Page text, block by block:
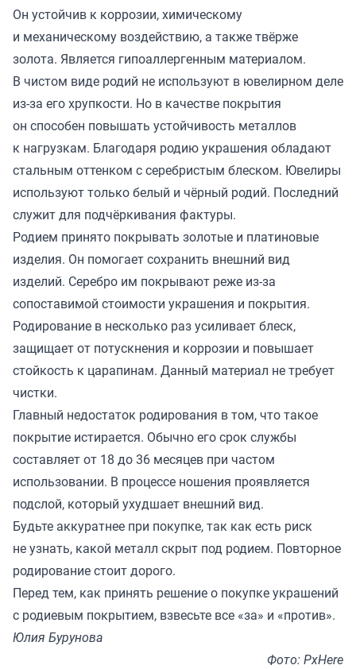
Он устойчив к коррозии, химическому
и механическому воздействию, а также твёрже
золота. Является гипоаллергенным материалом.
В чистом виде родий не используют в ювелирном деле
из-за его хрупкости. Но в качестве покрытия
он способен повышать устойчивость металлов
к нагрузкам. Благодаря родию украшения обладают
стальным оттенком с серебристым блеском. Ювелиры
используют только белый и чёрный родий. Последний
служит для подчёркивания фактуры.
Родием принято покрывать золотые и платиновые
изделия. Он помогает сохранить внешний вид
изделий. Серебро им покрывают реже из-за
сопоставимой стоимости украшения и покрытия.
Родирование в несколько раз усиливает блеск,
защищает от потускнения и коррозии и повышает
стойкость к царапинам. Данный материал не требует
чистки.
Главный недостаток родирования в том, что такое
покрытие истирается. Обычно его срок службы
составляет от 18 до 36 месяцев при частом
использовании. В процессе ношения проявляется
подслой, который ухудшает внешний вид.
Будьте аккуратнее при покупке, так как есть риск
не узнать, какой металл скрыт под родием. Повторное
родирование стоит дорого.
Перед тем, как принять решение о покупке украшений
с родиевым покрытием, взвесьте все «за» и «против».
Юлия Бурунова
Фото: PxHere